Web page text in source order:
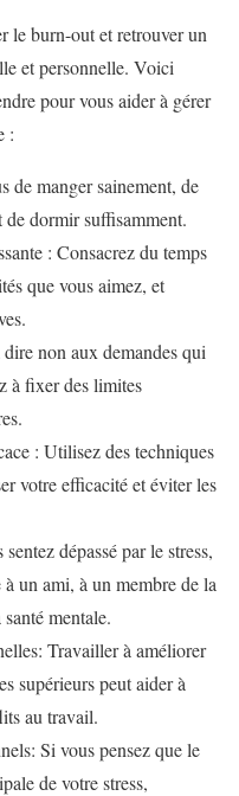
le burn-out et retrouver un
et personnelle. Voici
pour vous aider à gérer
:
de manger sainement, de
de dormir suffisamment.
: Consacrez du temps
que vous aimez, et
non aux demandes qui
à fixer des limites
: Utilisez des techniques
votre efficacité et éviter les
dépassé par le stress,
à un ami, à un membre de la
mentale.
Travailler à améliorer
supérieurs peut aider à
au travail.
Si vous pensez que le
de votre stress,